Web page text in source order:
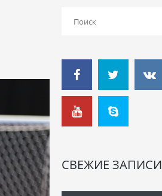
СВЕЖИЕ ЗАПИСИ